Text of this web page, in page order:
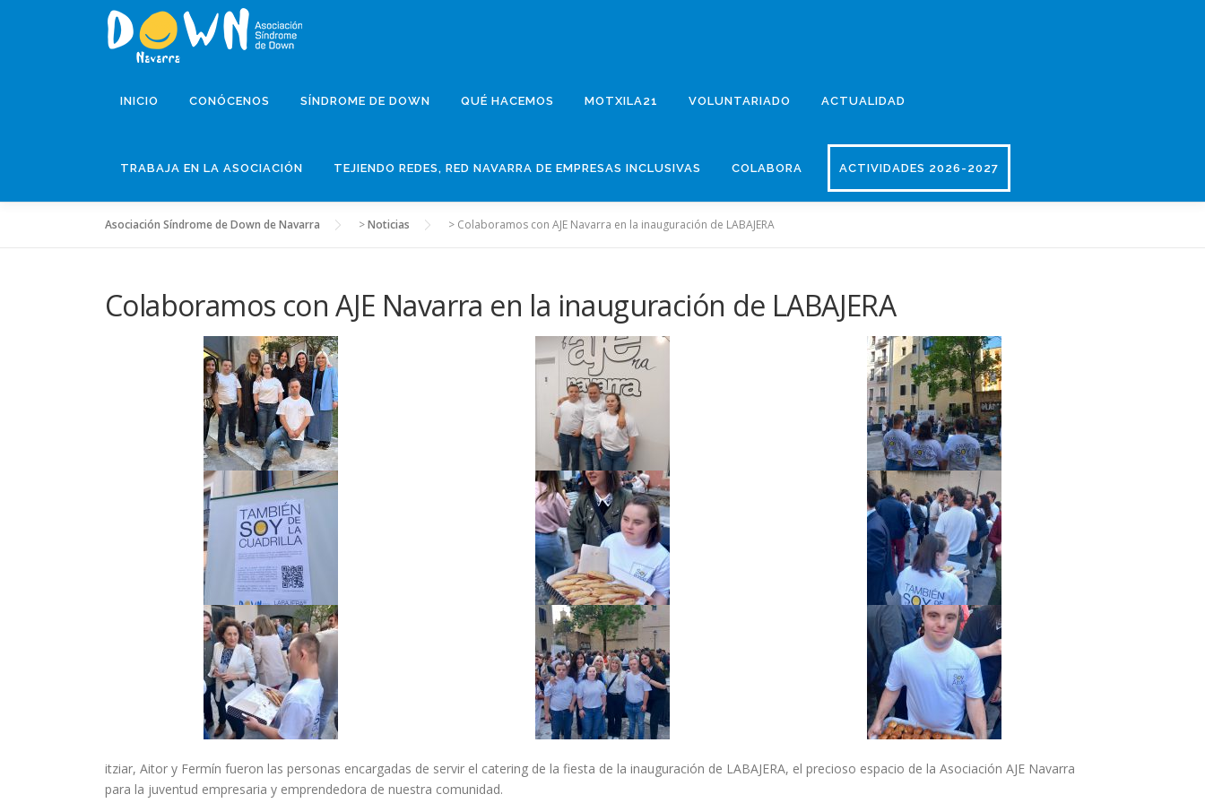
INICIO CONÓCENOS SÍNDROME DE DOWN QUÉ HACEMOS MOTXILA21 VOLUNTARIADO ACTUALIDAD
TRABAJA EN LA ASOCIACIÓN TEJIENDO REDES, RED NAVARRA DE EMPRESAS INCLUSIVAS COLABORA ACTIVIDADES 2026-2027
Asociación Síndrome de Down de Navarra >Noticias > Colaboramos con AJE Navarra en la inauguración de LABAJERA
Colaboramos con AJE Navarra en la inauguración de LABAJERA
itziar, Aitor y Fermín fueron las personas encargadas de servir el catering de la fiesta de la inauguración de LABAJERA, el precioso espacio de la Asociación AJE Navarra
para la juventud empresaria y emprendedora de nuestra comunidad.